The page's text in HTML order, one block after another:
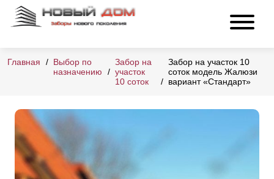
Главная
Выбор по
назначению
Забор на
участок
10 соток
Забор на участок 10
соток модель Жалюзи
вариант «Стандарт»